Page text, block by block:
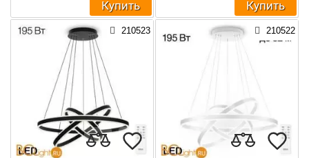
Купить Купить
210523 210522